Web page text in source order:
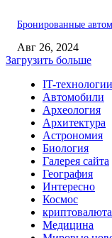
Бронированные
Авг 26, 2024
Загрузить больше
IT-технологии
Автомобили
Археология
Архитектура
Астрономия
Биология
Галерея сайта
География
Интересно
Космос
криптовалюта
Медицина